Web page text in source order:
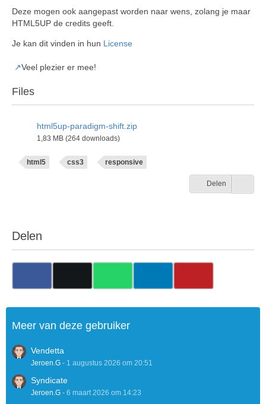
Deze mogen ook aangepast worden naar wens, zolang je maar
HTML5UP de credits geeft.
Je kan dit vinden in hun License
Veel plezier er mee!
Files
html5up-paradigm-shift.zip
1,83 MB (264 downloads)
html5 css3 responsive
Delen
Delen
Meer van deze gebruiker
Vendetta
Jeroen.G - 1 augustus 2026 om 20:51
Syndicate
Jeroen.G - 6 maart 2026 om 14:23